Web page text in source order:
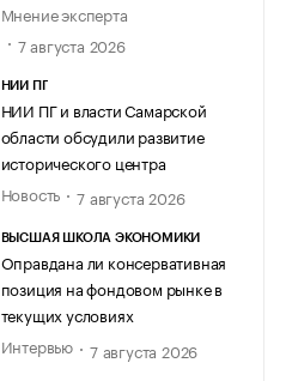
Мнение эксперта
7 августа 2026
НИИ ПГ
НИИ ПГ и власти Самарской
области обсудили развитие
исторического центра
Новость
7 августа 2026
ВЫСШАЯ ШКОЛА ЭКОНОМИКИ
Оправдана ли консервативная
позиция на фондовом рынке в
текущих условиях
Интервью
7 августа 2026